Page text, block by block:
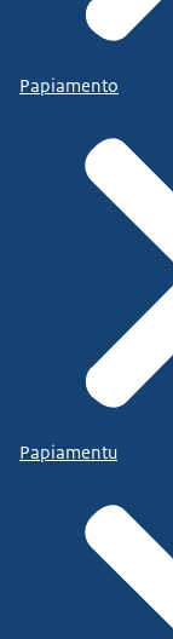
Papiamento
Papiamentu